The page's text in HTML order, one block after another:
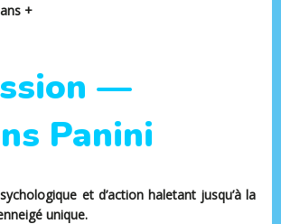
+
—
Panini
et d’action haletant jusqu’à la
unique.